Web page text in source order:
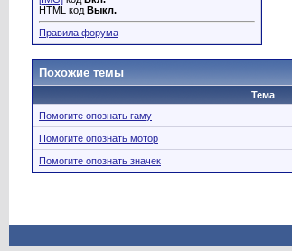
HTML код Выкл.
Правила форума
Похожие темы
Тема
Помогите опознать гаму
Помогите опознать мотор
Помогите опознать значек